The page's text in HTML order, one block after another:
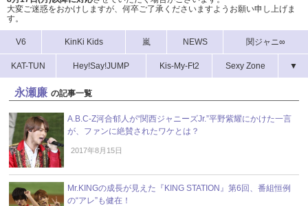
大変ご迷惑をおかけしますが、 何卒ご了承くださいますようお願い申し上げま
す。
V6 KinKi Kids 嵐 NEWS 関ジャニ∞
KAT-TUN Hey!Say!JUMP Kis-My-Ft2 Sexy Zone ▼
永瀬廉 の記事一覧
A.B.C-Z河合郁人が“関西ジャニーズJr.”平野紫耀にかけた一言
が、ファンに絶賛されたワケとは？
2017年8月15日
Mr.KINGの成長が見えた『KING STATION』第6回、番組恒例
の“アレ”も健在！